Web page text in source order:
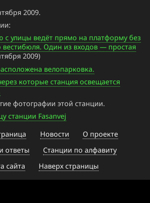
2009.
с улицы ведёт прямо на платформу без
вестибюля. Один из входов — простая
2009)
велопарковка.
которые станция освещается
фотографии этой станции.
станции Fasanvej
Новости
О проекте
ответы
Станции по алфавиту
сайта
Наверх страницы